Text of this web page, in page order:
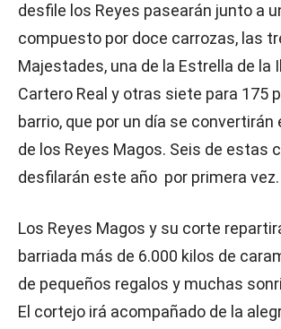
desfile los Reyes pasearán junto a
compuesto por doce carrozas, las
Majestades, una de la Estrella de la
Cartero Real y otras siete para 175
barrio, que por un día se convertirán
de los Reyes Magos. Seis de estas
desfilarán este año por primera vez.
Los Reyes Magos y su corte
barriada más de 6.000 kilos de
de pequeños regalos y muchas
El cortejo irá acompañado de la